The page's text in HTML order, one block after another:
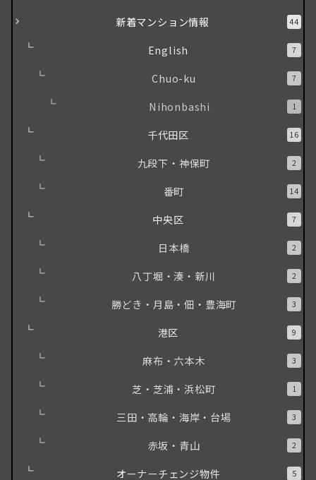
新着マンション情報 44
English 7
Chuo-ku 7
Nihonbashi 1
千代田区 16
九段下・神保町 2
番町 14
中央区 7
日本橋 2
八丁堀・湊・新川 2
勝どき・月島・佃・豊海町 3
港区 9
麻布・六本木 3
芝・芝浦・浜松町 1
三田・高輪・海岸・台場 3
赤坂・青山 2
オーナーチェンジ物件 5